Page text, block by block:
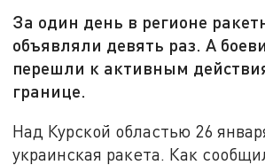
За один день в регионе
объявляли девять раз. А
перешли к активным
границе.
Над Курской областью 26
украинская ракета. Как